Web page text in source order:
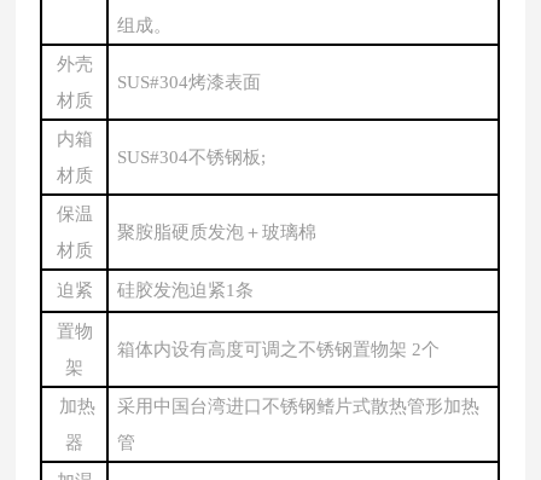
组成。
外壳
材质
SUS#304烤漆表面
内箱
材质
SUS#304不锈钢板;
保温
材质
聚胺脂硬质发泡＋玻璃棉
迫紧 硅胶发泡迫紧1条
置物
架
箱体内设有高度可调之不锈钢置物架 2个
加热
器
采用中国台湾进口不锈钢鳍片式散热管形加热
管